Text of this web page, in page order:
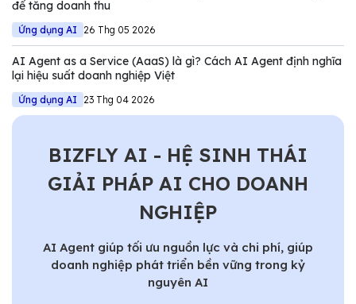
để tăng doanh thu
Ứng dụng AI 26 Thg 05 2026
AI Agent as a Service (AaaS) là gì? Cách AI Agent định nghĩa
lại hiệu suất doanh nghiệp Việt
Ứng dụng AI 23 Thg 04 2026
BIZFLY AI - HỆ SINH THÁI
GIẢI PHÁP AI CHO DOANH
NGHIỆP
AI Agent giúp tối ưu nguồn lực và chi phí, giúp
doanh nghiệp phát triển bền vững trong kỷ
nguyên AI